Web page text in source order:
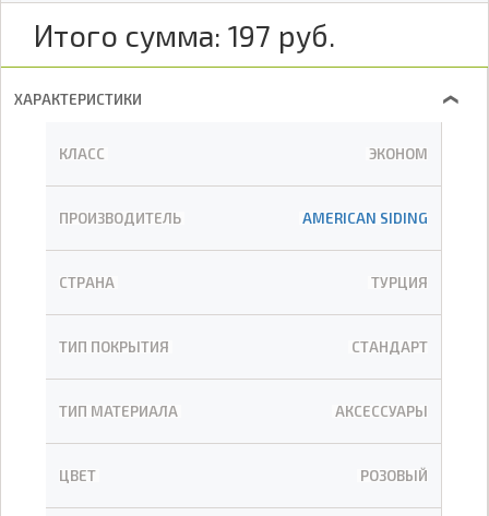
Итого сумма: 197 руб.
ХАРАКТЕРИСТИКИ ❯
КЛАСС ЭКОНОМ
ПРОИЗВОДИТЕЛЬ AMERICAN SIDING
СТРАНА ТУРЦИЯ
ТИП ПОКРЫТИЯ СТАНДАРТ
ТИП МАТЕРИАЛА АКСЕССУАРЫ
ЦВЕТ РОЗОВЫЙ